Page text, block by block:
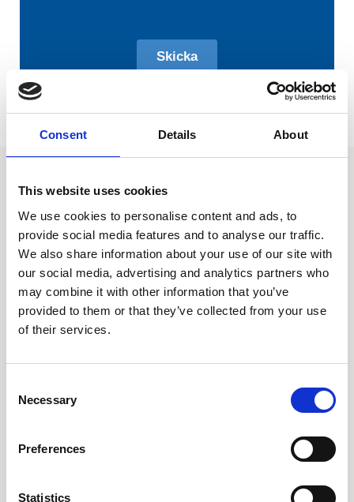
Consent Details About
This website uses cookies
We use cookies to personalise content and ads, to
provide social media features and to analyse our traffic.
We also share information about your use of our site with
our social media, advertising and analytics partners who
may combine it with other information that you’ve
provided to them or that they’ve collected from your use
of their services.
Selection
Necessary
Preferences
Statistics
Ring oss på 08-505 930 00
Supportärenden
Våra kontor
AARO
Planning